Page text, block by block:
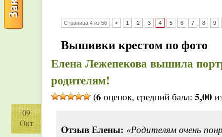
Страница 4 из 56 < 1 2 3 4 5 6 7 8 9
Вышивки крестом по фото
Елена Лежепекова вышила
родителям!
(6 оценок, средний балл: 5,00
09
Окт
Отзыв Елены: «Родителям очень